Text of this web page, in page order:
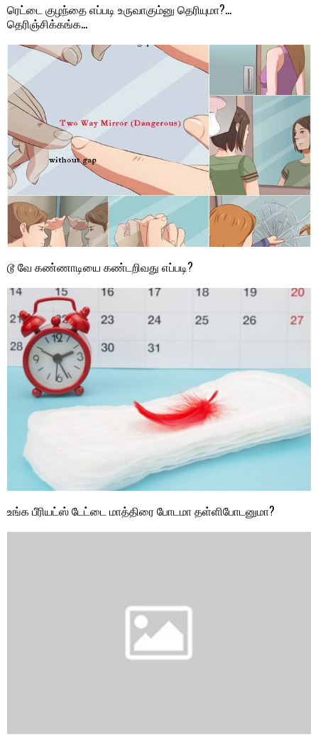
ரெட்டை குழந்தை எப்படி உருவாகும்னு தெரியுமா?…
தெரிஞ்சிக்கங்க…
டூ வே கண்ணாடியை கண்டறிவது எப்படி?
உங்க பீரியட்ஸ் டேட்டை மாத்திரை போடமா தள்ளிபோடனுமா?